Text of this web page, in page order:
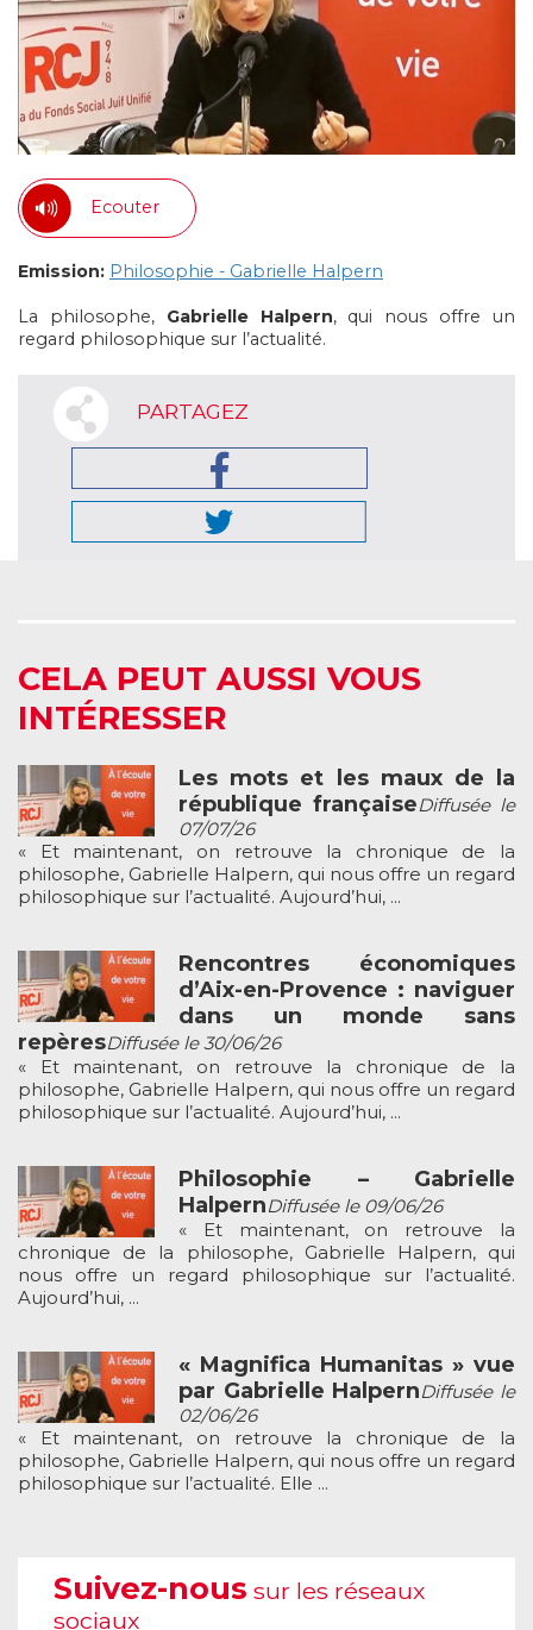
Ecouter
Emission: Philosophie - Gabrielle Halpern
La philosophe,Gabrielle Halpern, qui nous offre un
regard philosophique sur l’actualité.
PARTAGEZ
CELA PEUT AUSSI VOUS
INTÉRESSER
Les mots et les maux de la
république françaiseDiffusée le
07/07/26
« Et maintenant, on retrouve la chronique de la
philosophe, Gabrielle Halpern, qui nous offre un regard
philosophique sur l’actualité. Aujourd’hui, ...
Rencontres économiques
d’Aix-en-Provence : naviguer
dans un monde sans
repèresDiffusée le 30/06/26
« Et maintenant, on retrouve la chronique de la
philosophe, Gabrielle Halpern, qui nous offre un regard
philosophique sur l’actualité. Aujourd’hui, ...
Philosophie – Gabrielle
HalpernDiffusée le 09/06/26
« Et maintenant, on retrouve la
chronique de la philosophe, Gabrielle Halpern, qui
nous offre un regard philosophique sur l’actualité.
Aujourd’hui, ...
« Magnifica Humanitas » vue
par Gabrielle HalpernDiffusée le
02/06/26
« Et maintenant, on retrouve la chronique de la
philosophe, Gabrielle Halpern, qui nous offre un regard
philosophique sur l’actualité. Elle ...
Suivez-nous sur les réseaux
sociaux